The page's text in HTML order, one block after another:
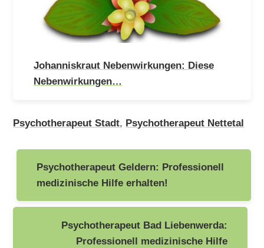
Johanniskraut Nebenwirkungen: Diese
Nebenwirkungen…
Psychotherapeut Stadt, Psychotherapeut Nettetal
Beitragsnavigation
Psychotherapeut Geldern: Professionell
medizinische Hilfe erhalten!
Psychotherapeut Bad Liebenwerda:
Professionell medizinische Hilfe